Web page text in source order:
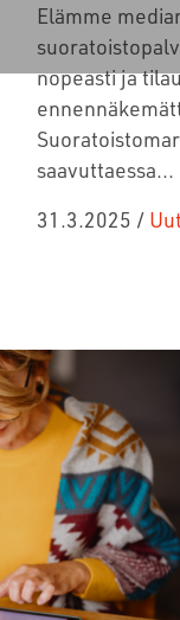
Elämme
nopeasti ja
saavuttaessa...
31.3.2025 /